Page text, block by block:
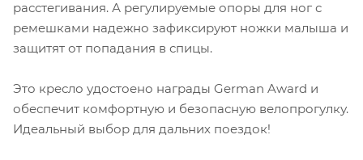
расстегивания. А регулируемые опоры для ног с
ремешками надежно зафиксируют ножки малыша и
защитят от попадания в спицы.
Это кресло удостоено награды German Award и
обеспечит комфортную и безопасную велопрогулку.
Идеальный выбор для дальних поездок!